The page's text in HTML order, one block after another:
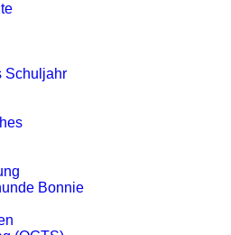
Schuljahr
Bonnie